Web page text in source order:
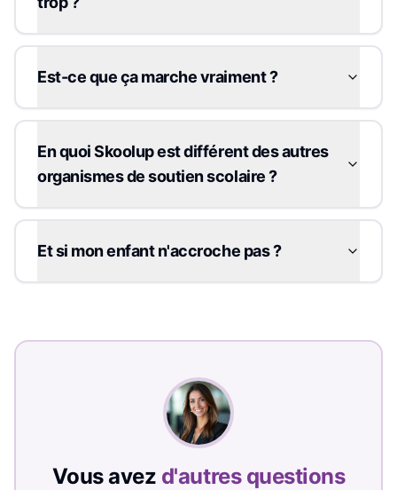
Est-ce que ça marche vraiment ?
En quoi Skoolup est différent des autres
organismes de soutien scolaire ?
Et si mon enfant n'accroche pas ?
Vous avez d'autres questions